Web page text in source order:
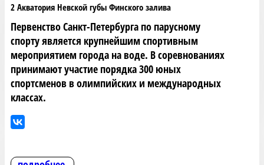
2 Акватория Невской губы Финского залива
Первенство Санкт-Петербурга по парусному
спорту является крупнейшим спортивным
мероприятием города на воде. В соревнованиях
принимают участие порядка 300 юных
спортсменов в олимпийских и международных
классах.